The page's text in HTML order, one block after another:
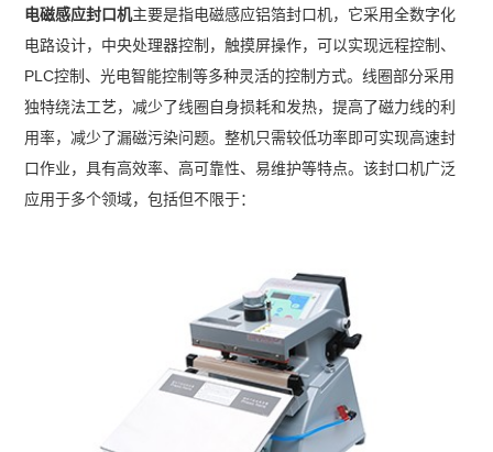
电磁感应封口机主要是指电磁感应铝箔封口机，它采用全数字化
电路设计，中央处理器控制，触摸屏操作，可以实现远程控制、
PLC控制、光电智能控制等多种灵活的控制方式。线圈部分采用
独特绕法工艺，减少了线圈自身损耗和发热，提高了磁力线的利
用率，减少了漏磁污染问题。整机只需较低功率即可实现高速封
口作业，具有高效率、高可靠性、易维护等特点。该封口机广泛
应用于多个领域，包括但不限于：